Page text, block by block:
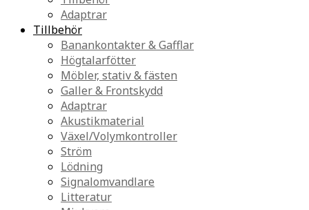
Adaptrar
Tillbehör
Banankontakter & Gafflar
Högtalarfötter
Möbler, stativ & fästen
Galler & Frontskydd
Adaptrar
Akustikmaterial
Växel/Volymkontroller
Ström
Lödning
Signalomvandlare
Litteratur